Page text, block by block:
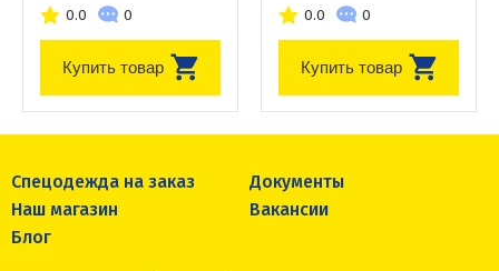
0.0 0
Купить товар
0.0 0
Купить товар
Спецодежда на заказ
Документы
Наш магазин
Вакансии
Блог